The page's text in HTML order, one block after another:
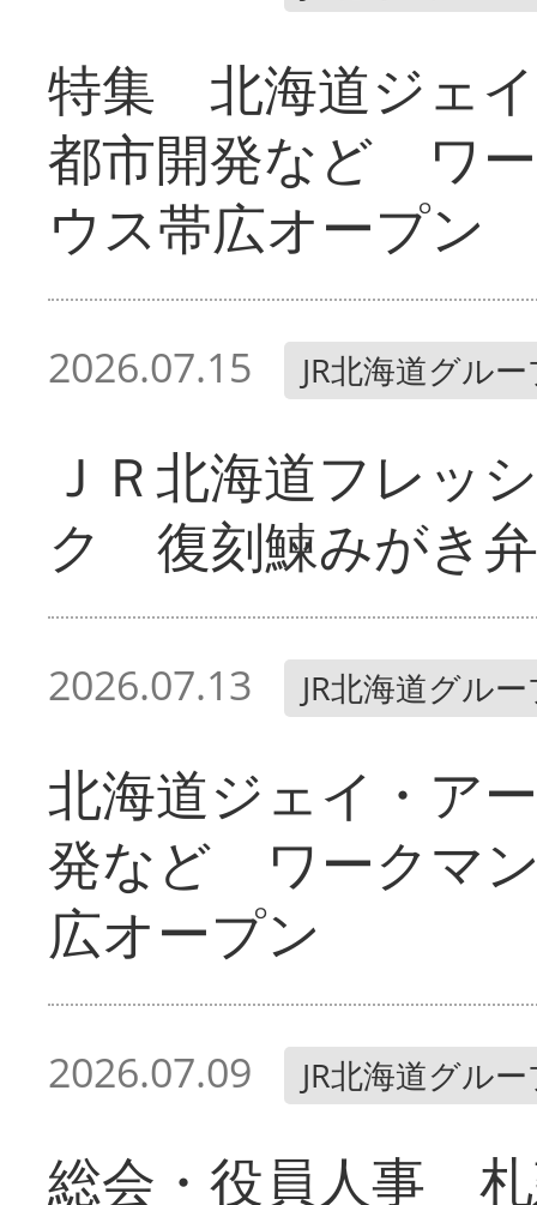
特集 北海道ジェ
都市開発など ワ
ウス帯広オープン
2026.07.15 JR北海道グル
ＪＲ北海道フレッ
ク 復刻鰊みがき
2026.07.13 JR北海道グル
北海道ジェイ・ア
発など ワークマ
広オープン
2026.07.09 JR北海道グル
総会・役員人事